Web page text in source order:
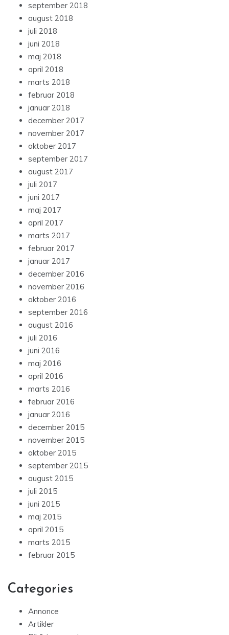
september 2018
august 2018
juli 2018
juni 2018
maj 2018
april 2018
marts 2018
februar 2018
januar 2018
december 2017
november 2017
oktober 2017
september 2017
august 2017
juli 2017
juni 2017
maj 2017
april 2017
marts 2017
februar 2017
januar 2017
december 2016
november 2016
oktober 2016
september 2016
august 2016
juli 2016
juni 2016
maj 2016
april 2016
marts 2016
februar 2016
januar 2016
december 2015
november 2015
oktober 2015
september 2015
august 2015
juli 2015
juni 2015
maj 2015
april 2015
marts 2015
februar 2015
Categories
Annonce
Artikler